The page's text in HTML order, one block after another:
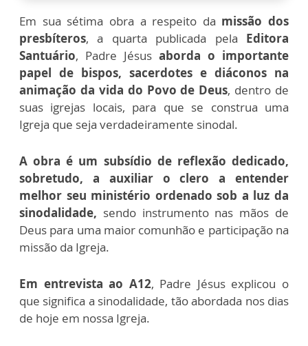
Em sua sétima obra a respeito da missão dos
presbíteros, a quarta publicada pela Editora
Santuário, Padre Jésus aborda o importante
papel de bispos, sacerdotes e diáconos na
animação da vida do Povo de Deus, dentro de
suas igrejas locais, para que se construa uma
Igreja que seja verdadeiramente sinodal.
A obra é um subsídio de reflexão dedicado,
sobretudo, a auxiliar o clero a entender
melhor seu ministério ordenado sob a luz da
sinodalidade, sendo instrumento nas mãos de
Deus para uma maior comunhão e participação na
missão da Igreja.
Em entrevista ao A12, Padre Jésus explicou o
que significa a sinodalidade, tão abordada nos dias
de hoje em nossa Igreja.